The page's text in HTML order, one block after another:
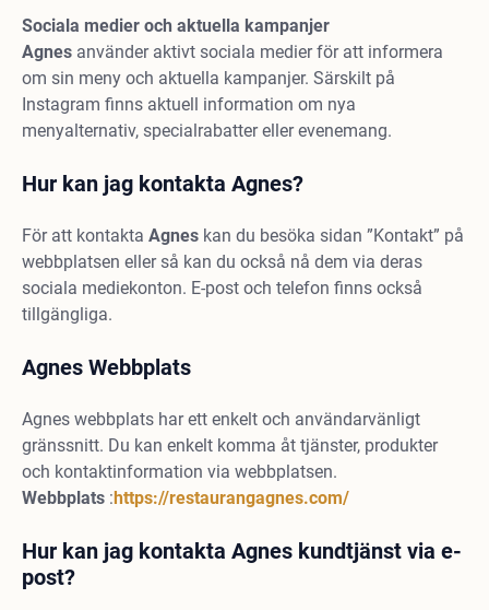
Sociala medier och aktuella kampanjer
Agnes använder aktivt sociala medier för att informera
om sin meny och aktuella kampanjer. Särskilt på
Instagram finns aktuell information om nya
menyalternativ, specialrabatter eller evenemang.
Hur kan jag kontakta Agnes?
För att kontakta Agnes kan du besöka sidan ”Kontakt” på
webbplatsen eller så kan du också nå dem via deras
sociala mediekonton. E-post och telefon finns också
tillgängliga.
Agnes Webbplats
Agnes webbplats har ett enkelt och användarvänligt
gränssnitt. Du kan enkelt komma åt tjänster, produkter
och kontaktinformation via webbplatsen.
Webbplats :https://restaurangagnes.com/
Hur kan jag kontakta Agnes kundtjänst via e-
post?